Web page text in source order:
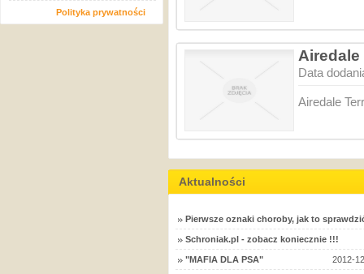
Polityka prywatności
Airedale
Data
Airedale
Aktualności
Pierwsze oznaki choroby, jak to
Schroniak.pl - zobacz koniecznie !!!
"MAFIA DLA PSA" 2012-